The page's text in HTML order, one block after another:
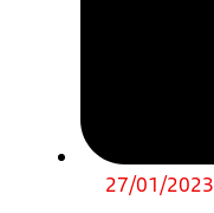
27/01/2023